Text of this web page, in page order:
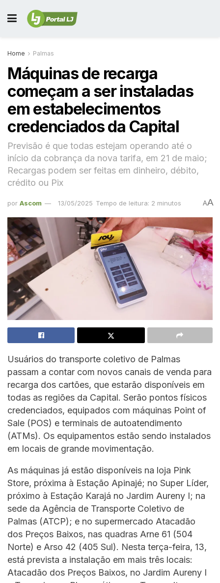
Home Palmas
Máquinas de recarga
começam a ser instaladas
em estabelecimentos
credenciados da Capital
Previsão é que todas estejam operando até o
início da cobrança da nova tarifa, em 21 de maio;
Recargas podem ser feitas em dinheiro, débito,
crédito ou Pix
por Ascom 13/05/2025 Tempo de leitura: 2 minutos AA
Usuários do transporte coletivo de Palmas
passam a contar com novos canais de venda para
recarga dos cartões, que estarão disponíveis em
todas as regiões da Capital. Serão pontos físicos
credenciados, equipados com máquinas Point of
Sale (POS) e terminais de autoatendimento
(ATMs). Os equipamentos estão sendo instalados
em locais de grande movimentação.
As máquinas já estão disponíveis na loja Pink
Store, próxima à Estação Apinajé; no Super Líder,
próximo à Estação Karajá no Jardim Aureny I; na
sede da Agência de Transporte Coletivo de
Palmas (ATCP); e no supermercado Atacadão
dos Preços Baixos, nas quadras Arne 61 (504
Norte) e Arso 42 (405 Sul). Nesta terça-feira, 13,
está prevista a instalação em mais três locais:
Atacadão dos Preços Baixos, no Jardim Aureny I